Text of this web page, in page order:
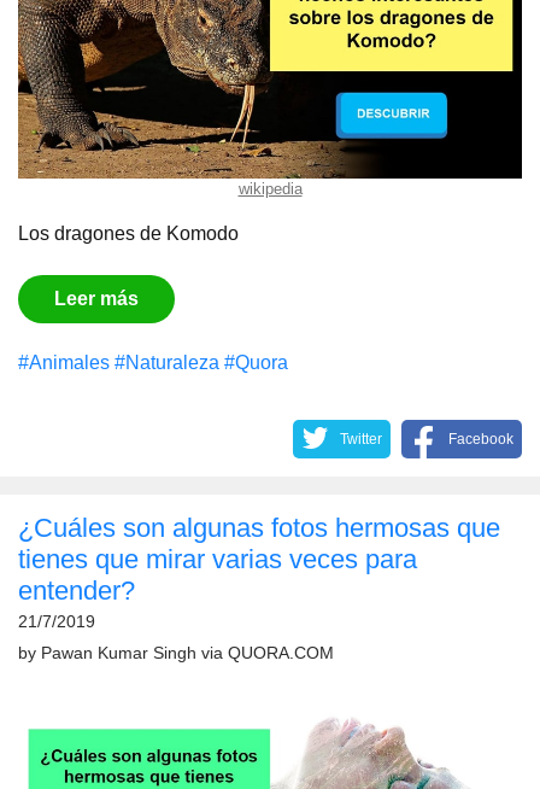
wikipedia
Los dragones de Komodo
Leer más
#Animales #Naturaleza #Quora
Twitter Facebook
¿Cuáles son algunas fotos hermosas que
tienes que mirar varias veces para
entender?
21/7/2019
by Pawan Kumar Singh via QUORA.COM